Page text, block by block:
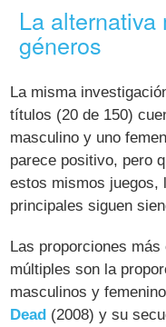
La
géneros
La misma
títulos (20 de 150)
masculino y uno
parece positivo, pero
estos mismos juegos,
principales siguen
Las proporciones
múltiples son la
masculinos y
Dead (2008) y su